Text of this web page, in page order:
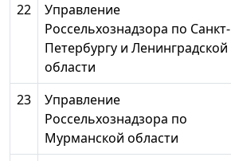
22
Управление
Россельхознадзора по Санкт-
Петербургу и Ленинградской
области
23
Управление
Россельхознадзора по
Мурманской области